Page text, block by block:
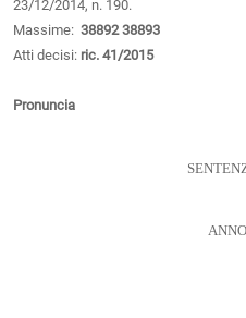
23/12/2014, n. 190.
Massime: 38892 38893
Atti decisi: ric. 41/2015
Pronuncia